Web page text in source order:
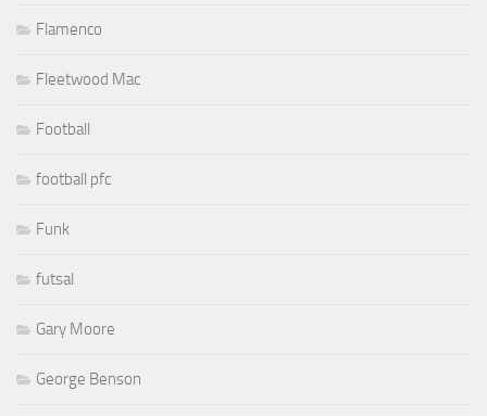
Flamenco
Fleetwood Mac
Football
football pfc
Funk
futsal
Gary Moore
George Benson